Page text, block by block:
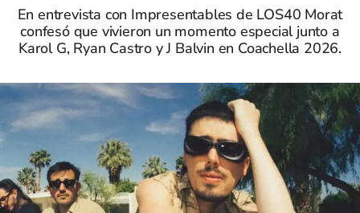
En entrevista con Impresentables de LOS40 Morat
confesó que vivieron un momento especial junto a
Karol G, Ryan Castro y J Balvin en Coachella 2026.